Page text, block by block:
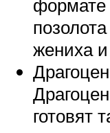
формате
жениха
готовят